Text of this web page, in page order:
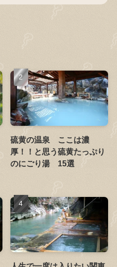
硫黄の温泉 ここは濃
厚！！と思う硫黄たっぷり
のにごり湯 15選